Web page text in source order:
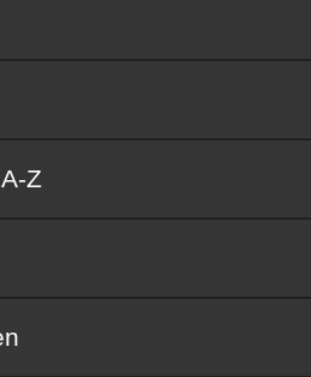
A bis Z
Z